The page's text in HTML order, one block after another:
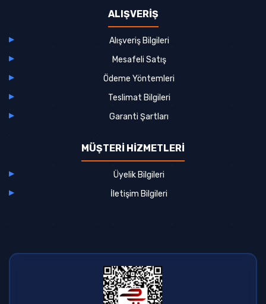
ALIŞVERİŞ
Alışveriş Bilgileri
Mesafeli Satış
Ödeme Yöntemleri
Teslimat Bilgileri
Garanti Şartları
MÜŞTERİ HİZMETLERİ
Üyelik Bilgileri
İletişim Bilgileri